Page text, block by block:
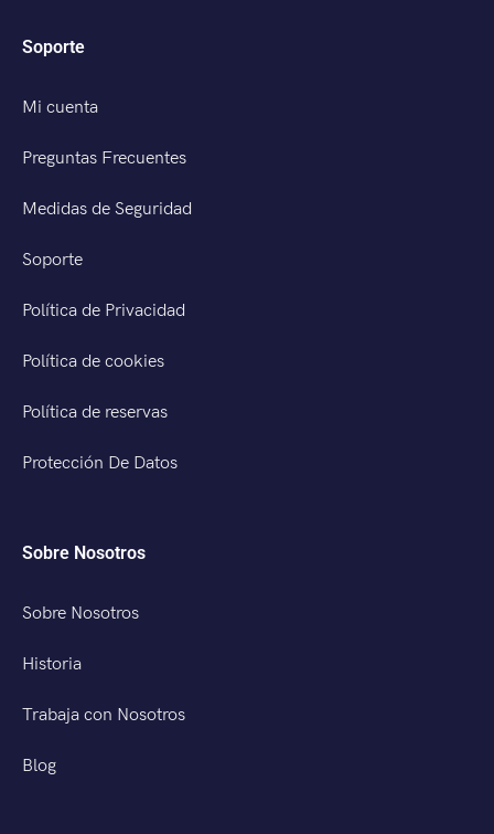
Soporte
Mi cuenta
Preguntas Frecuentes
Medidas de Seguridad
Soporte
Política de Privacidad
Política de cookies
Política de reservas
Protección De Datos
Sobre Nosotros
Sobre Nosotros
Historia
Trabaja con Nosotros
Blog